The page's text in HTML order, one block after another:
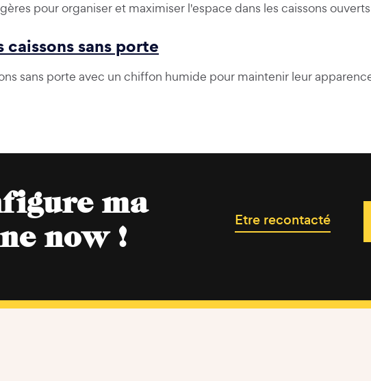
pour organiser et maximiser l'espace dans les caissons
sans porte
sans porte avec un chiffon humide pour maintenir leur
ma
now !
Etre recontacté